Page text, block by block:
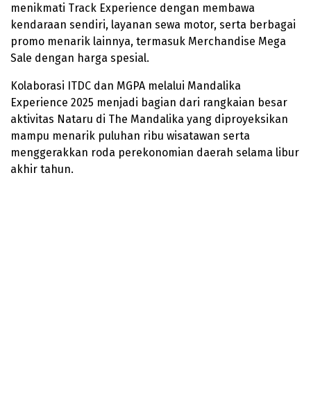
menikmati Track Experience dengan membawa
kendaraan sendiri, layanan sewa motor, serta berbagai
promo menarik lainnya, termasuk Merchandise Mega
Sale dengan harga spesial.
Kolaborasi ITDC dan MGPA melalui Mandalika
Experience 2025 menjadi bagian dari rangkaian besar
aktivitas Nataru di The Mandalika yang diproyeksikan
mampu menarik puluhan ribu wisatawan serta
menggerakkan roda perekonomian daerah selama libur
akhir tahun.